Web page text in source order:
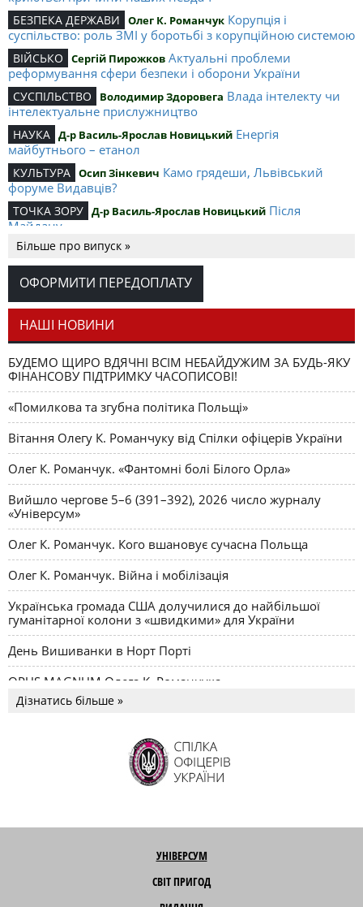
БЕЗПЕКА ДЕРЖАВИ Олег К. Романчук Корупція і
суспільство: роль ЗМІ у боротьбі з корупційною системою
ВІЙСЬКО Сергій Пирожков Актуальні проблеми
реформування сфери безпеки і оборони України
СУСПІЛЬСТВО Володимир Здоровега Влада інтелекту чи
інтелектуальне прислужництво
НАУКА Д-р Василь-Ярослав Новицький Енергія
майбутнього – етанол
КУЛЬТУРА Осип Зінкевич Камо грядеши, Львівський
форуме Видавців?
ТОЧКА ЗОРУ Д-р Василь-Ярослав Новицький Після
Майдану
ЯВНЕ І ПОТАЄМНЕ Володимир Павелчак
Стамбулі
МИСТЕЦТВО Наталя Тисовська
СІРИЙ КІТ Наталя Тисовська Шляхом шаманських снів
Більше про випуск »
ОФОРМИТИ ПЕРЕДОПЛАТУ
НАШІ НОВИНИ
БУДЕМО ЩИРО ВДЯЧНІ ВСІМ НЕБАЙДУЖИМ ЗА БУДЬ-ЯКУ
ФІНАНСОВУ ПІДТРИМКУ ЧАСОПИСОВІ!
«Помилкова та згубна політика Польщі»
Вітання Олегу К. Романчуку від Спілки офіцерів України
Олег К. Романчук. «Фантомні болі Білого Орла»
Вийшло чергове 5–6 (391–392), 2026 число журналу
«Універсум»
Олег К. Романчук. Кого вшановує сучасна Польща
Олег К. Романчук. Війна і мобілізація
Українська громада США долучилися до найбільшої
гуманітарної колони з «швидкими» для України
День Вишиванки в Норт Порті
OPUS MAGNUM Олега К. Романчука
Дізнатись більше »
УНІВЕРСУМ
СВІТ ПРИГОД